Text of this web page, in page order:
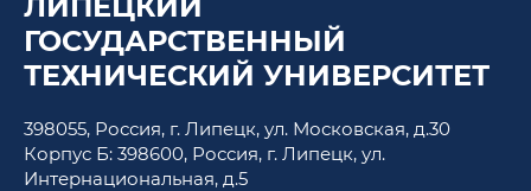
ГОСУДАРСТВЕННЫЙ
ТЕХНИЧЕСКИЙ УНИВЕРСИТЕТ
398055, Россия, г. Липецк, ул. Московская, д.30
Корпус Б: 398600, Россия, г. Липецк, ул.
Интернациональная, д.5